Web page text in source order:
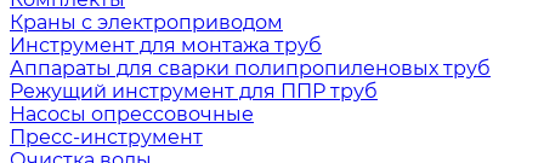
Краны с электроприводом
Инструмент для монтажа труб
Аппараты для сварки полипропиленовых труб
Режущий инструмент для ППР труб
Насосы опрессовочные
Пресс-инструмент